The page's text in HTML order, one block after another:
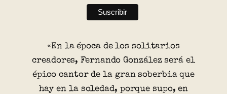
«En la época de los solitarios
creadores, Fernando González será el
épico cantor de la gran soberbia que
hay en la soledad, porque supo, en